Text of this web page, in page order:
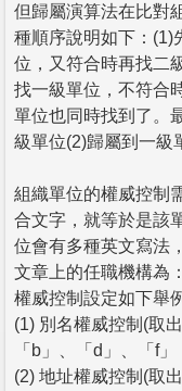
但歸屬演算法在比對
種順序說明如下：(1)
位，又符合時再找二
找一級單位，不符合
單位也同時找到了。
級單位(2)歸屬到一級
組織單位的權威控制
合文字，就等於是該
位會有多種英文寫法
文章上的任職機構為
權威控制設定如下舉
(1) 別名權威控制(取
「b」、「d」、「f
(2) 地址權威控制(取